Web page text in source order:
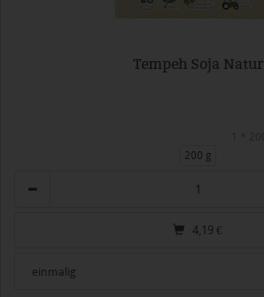
Tempeh Soja Natur
200 g
4,19 €